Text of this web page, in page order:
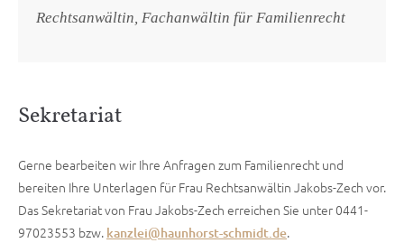
Rechtsanwältin, Fachanwältin für Familienrecht
Sekretariat
Gerne bearbeiten wir Ihre Anfragen zum Familienrecht und
bereiten Ihre Unterlagen für Frau Rechtsanwältin Jakobs-Zech vor.
Das Sekretariat von Frau Jakobs-Zech erreichen Sie unter 0441-
97023553 bzw. kanzlei@haunhorst-schmidt.de.